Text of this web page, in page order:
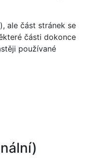
ale část stránek se
části dokonce
používané